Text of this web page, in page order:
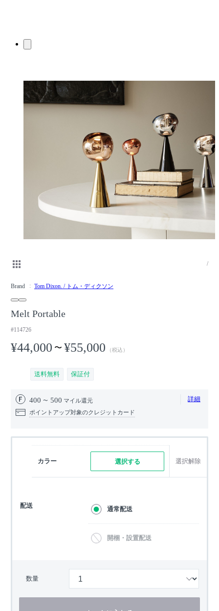
/
Brand Tom Dixon. / トム・ディクソン
Melt Portable
#114726
¥44,000 〜 ¥55,000 （税込）
送料無料 保証付
400 500 マイル還元 詳細
ポイントアップ対象のクレジットカード
カラー 選択する 選択解除
配送 通常配送
開梱・設置配送
数量